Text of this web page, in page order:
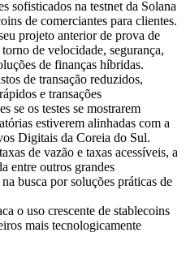
sofisticados na testnet da Solana
de comerciantes para clientes.
projeto anterior de prova de
de velocidade, segurança,
de finanças híbridas.
de transação reduzidos,
e transações
se os testes se mostrarem
estiverem alinhadas com a
Digitais da Coreia do Sul.
de vazão e taxas acessíveis, a
entre outros grandes
busca por soluções práticas de
o uso crescente de stablecoins
mais tecnologicamente